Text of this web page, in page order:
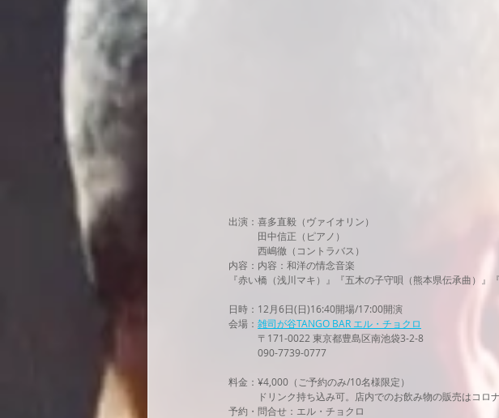
出演：喜多直毅（ヴァイオリン）
田中信正（ピアノ）
西嶋徹（コントラバス）
内容：内容：和洋の情念音楽
『赤い橋（浅川マキ）』『五木の子守唄（熊本県伝承曲）
日時：12月6日(日)16:40開場/17:00開演
会場： 雑司が谷TANGO BAR エル・チョクロ
〒171-0022 東京都豊島区南池袋3-2-8
090-7739-0777
料金：¥4,000（ご予約のみ/10名様限定）
ドリンク持ち込み可。店内でのお飲み物の販売はコロナ
予約・問合せ：エル・チョクロ